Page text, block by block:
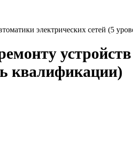
электрических сетей (5
квалификации)